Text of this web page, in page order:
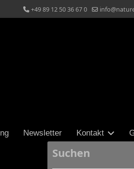
+49 89 12 50 36 67 0
Newsletter Kontakt
Suchen